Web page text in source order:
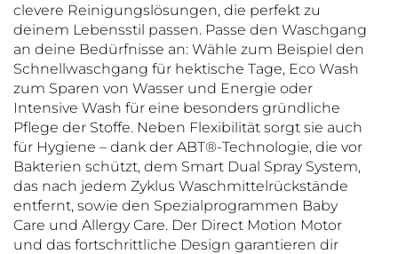
clevere Reinigungslösungen, die perfekt zu
deinem Lebensstil passen. Passe den Waschgang
an deine Bedürfnisse an: Wähle zum Beispiel den
Schnellwaschgang für hektische Tage, Eco Wash
zum Sparen von Wasser und Energie oder
Intensive Wash für eine besonders gründliche
Pflege der Stoffe. Neben Flexibilität sorgt sie auch
für Hygiene – dank der ABT®-Technologie, die vor
Bakterien schützt, dem Smart Dual Spray System,
das nach jedem Zyklus Waschmittelrückstände
entfernt, sowie den Spezialprogrammen Baby
Care und Allergy Care. Der Direct Motion Motor
und das fortschrittliche Design garantieren dir